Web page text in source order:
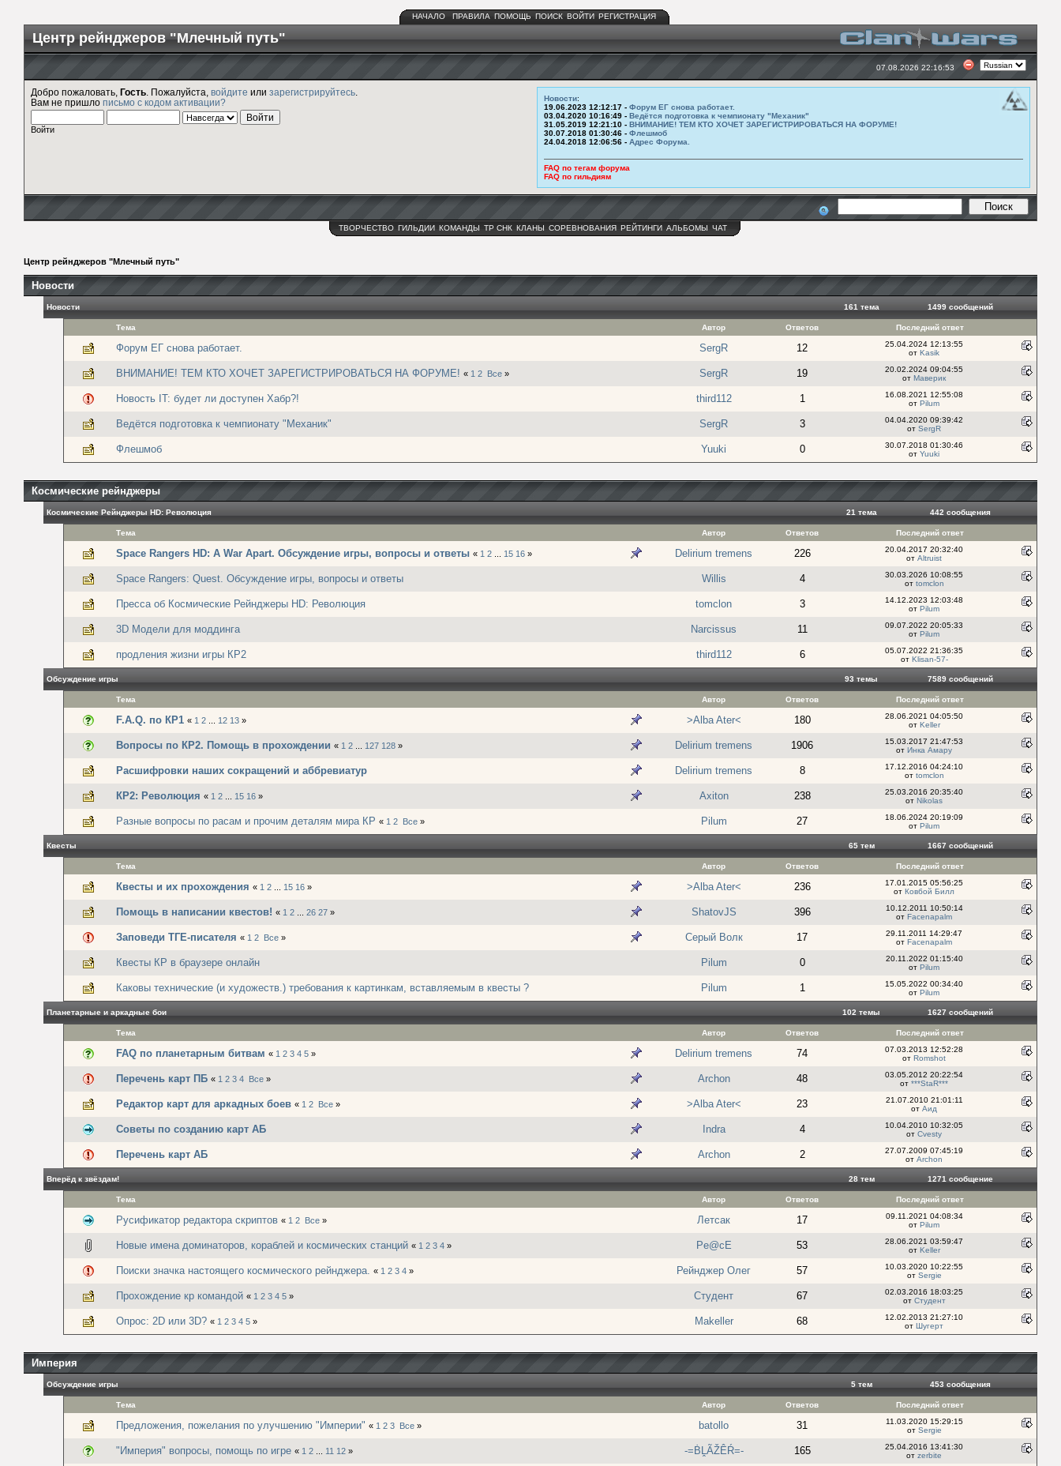
НАЧАЛО ПРАВИЛА ПОМОЩЬ ПОИСК ВОЙТИ РЕГИСТРАЦИЯ
Центр рейнджеров "Млечный путь"
07.08.2026 22:16:53
Добро пожаловать, Гость . Пожалуйста, войдите или зарегистрируйтесь
Вам не пришло письмо с кодом активации?
Войти
Новости:
19.06.2023 12:12:17 - Форум ЕГ снова работает.
03.04.2020 10:16:49 - Ведётся подготовка к чемпионату "Механик"
31.05.2019 12:21:10 - ВНИМАНИЕ! ТЕМ КТО ХОЧЕТ ЗАРЕГИСТРИРОВАТЬСЯ НА ФОРУМЕ!
30.07.2018 01:30:46 - Флешмоб
24.04.2018 12:06:56 - Адрес Форума.
FAQ по тегам форума
FAQ по гильдиям
ТВОРЧЕСТВО ГИЛЬДИИ КОМАНДЫ ТР СНК КЛАНЫ СОРЕВНОВАНИЯ РЕЙТИНГИ АЛЬБОМЫ ЧАТ
Центр рейнджеров "Млечный путь"
Новости
1499 cообщений
161 тема
Новости
Тема Автор Ответов Последний ответ
Форум ЕГ снова работает. SergR 12
25.04.2024 12:13:55
от Kasik
ВНИМАНИЕ! ТЕМ КТО ХОЧЕТ ЗАРЕГИСТРИРОВАТЬСЯ НА ФОРУМЕ! « 1 2 Все » SergR 19
20.02.2024 09:04:55
от Маверик
Новость IT: будет ли доступен Хабр?! third112 1
16.08.2021 12:55:08
от Pilum
Ведётся подготовка к чемпионату "Механик" SergR 3
04.04.2020 09:39:42
от SergR
Флешмоб Yuuki 0
30.07.2018 01:30:46
от Yuuki
Космические рейнджеры
442 cообщения
21 тема
Космические Рейнджеры HD: Революция
Тема Автор Ответов Последний ответ
Space Rangers HD: A War Apart. Обсуждение игры, вопросы и ответы « 1 2 15 16 » Delirium tremens 226
20.04.2017 20:32:40
от Altruist
Space Rangers: Quest. Обсуждение игры, вопросы и ответы Willis 4
30.03.2026 10:08:55
от tomclon
Пресса об Космические Рейнджеры HD: Революция tomclon 3
14.12.2023 12:03:48
от Pilum
3D Модели для моддинга Narcissus 11
09.07.2022 20:05:33
от Pilum
продления жизни игры КР2 third112 6
05.07.2022 21:36:35
от Klisan-57-
7589 cообщений
93 темы
Обсуждение игры
Тема Автор Ответов Последний ответ
F.A.Q. по КР1 « 1 2 12 13 » >Alba Ater< 180
28.06.2021 04:05:50
от Keller
Вопросы по КР2. Помощь в прохождении « 1 2 127 128 » Delirium tremens 1906
15.03.2017 21:47:53
от Инка Амару
Расшифровки наших сокращений и аббревиатур Delirium tremens 8
17.12.2016 04:24:10
от tomclon
КР2: Революция « 1 2 15 16 » Axiton 238
25.03.2016 20:35:40
от Nikolas
Разные вопросы по расам и прочим деталям мира КР « 1 2 Все » Pilum 27
18.06.2024 20:19:09
от Pilum
1667 cообщений
65 тем
Квесты
Тема Автор Ответов Последний ответ
Квесты и их прохождения « 1 2 15 16 » >Alba Ater< 236
17.01.2015 05:56:25
от Ковбой Билл
Помощь в написании квестов! « 1 2 26 27 » ShatovJS 396
10.12.2011 10:50:14
от Facenapalm
Заповеди ТГЕ-писателя « 1 2 Все » Серый Волк 17
29.11.2011 14:29:47
от Facenapalm
Квесты КР в браузере онлайн Pilum 0
20.11.2022 01:15:40
от Pilum
Каковы технические (и художеств.) требования к картинкам, вставляемым в квесты ? Pilum 1
15.05.2022 00:34:40
от Pilum
1627 cообщений
102 темы
Планетарные и аркадные бои
Тема Автор Ответов Последний ответ
FAQ по планетарным битвам « 1 2 3 4 5 » Delirium tremens 74
07.03.2013 12:52:28
от Romshot
Перечень карт ПБ « 1 2 3 4 Все » Archon 48
03.05.2012 20:22:54
от ***StaR***
Редактор карт для аркадных боев « 1 2 Все » >Alba Ater< 23
21.07.2010 21:01:11
от Аид
Советы по созданию карт АБ Indra 4
10.04.2010 10:32:05
от Cvesty
Перечень карт АБ Archon 2
27.07.2009 07:45:19
от Archon
1271 cообщение
28 тем
Вперёд к звёздам!
Тема Автор Ответов Последний ответ
Русификатор редактора скриптов « 1 2 Все » Летсак 17
09.11.2021 04:08:34
от Pilum
Новые имена доминаторов, кораблей и космических станций « 1 2 3 4 » Pe@cE 53
28.06.2021 03:59:47
от Keller
Поиски значка настоящего космического рейнджера. « 1 2 3 4 » Рейнджер Олег 57
10.03.2020 10:22:55
от Sergie
Прохождение кр командой « 1 2 3 4 5 » Студент 67
02.03.2016 18:03:25
от Студент
Опрос: 2D или 3D? « 1 2 3 4 5 » Makeller 68
12.02.2013 21:27:10
от Шугерт
Империя
453 cообщения
5 тем
Обсуждение игры
Тема Автор Ответов Последний ответ
Предложения, пожелания по улучшению "Империи" « 1 2 3 Все » batollo 31
11.03.2020 15:29:15
от Sergie
"Империя" вопросы, помощь по игре « 1 2 11 12 » -=ḂḼÃŽÊŔ=- 165
25.04.2016 13:41:30
от zerbite